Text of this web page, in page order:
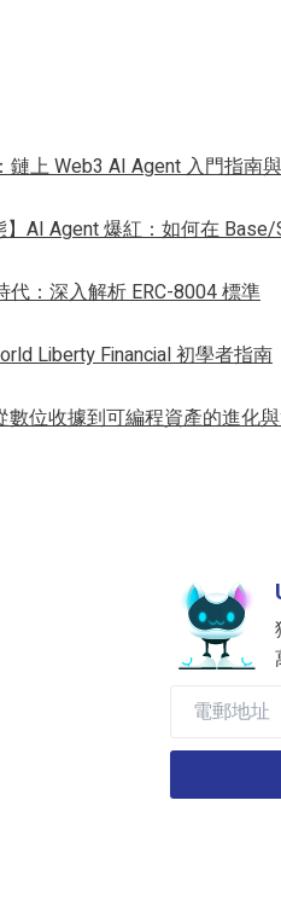
鏈上 Web3 AI Agent 入門指南
】AI Agent 爆紅：如何在
代：深入解析 ERC-8004 標準
Liberty Financial 初學者指南
數位收據到可編程資產的進化